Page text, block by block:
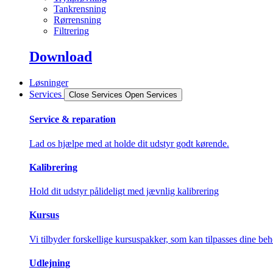
Tankrensning
Rørrensning
Filtrering
Download
Løsninger
Services
Close Services Open Services
Service & reparation
Lad os hjælpe med at holde dit udstyr godt kørende.
Kalibrering
Hold dit udstyr pålideligt med jævnlig kalibrering
Kursus
Vi tilbyder forskellige kursuspakker, som kan tilpasses dine
Udlejning